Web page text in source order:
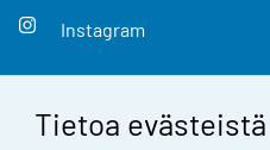
Tietoa evästeistä
Instagram
Yhteystiedot